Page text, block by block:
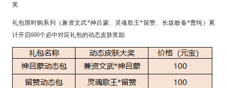
奖
礼包限时购系列（兼资文武*神吕蒙、灵魂歌王*留赞、长坂败备*曹纯）累
计开启600个必中对应礼包的动态皮肤奖励